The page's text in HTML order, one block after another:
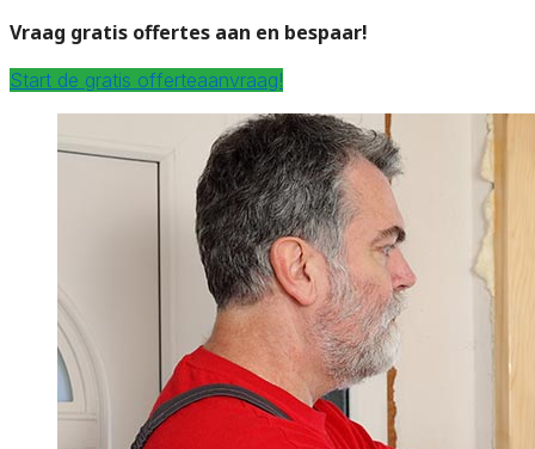
Vraag gratis offertes aan en bespaar!
Start de gratis offerteaanvraag!